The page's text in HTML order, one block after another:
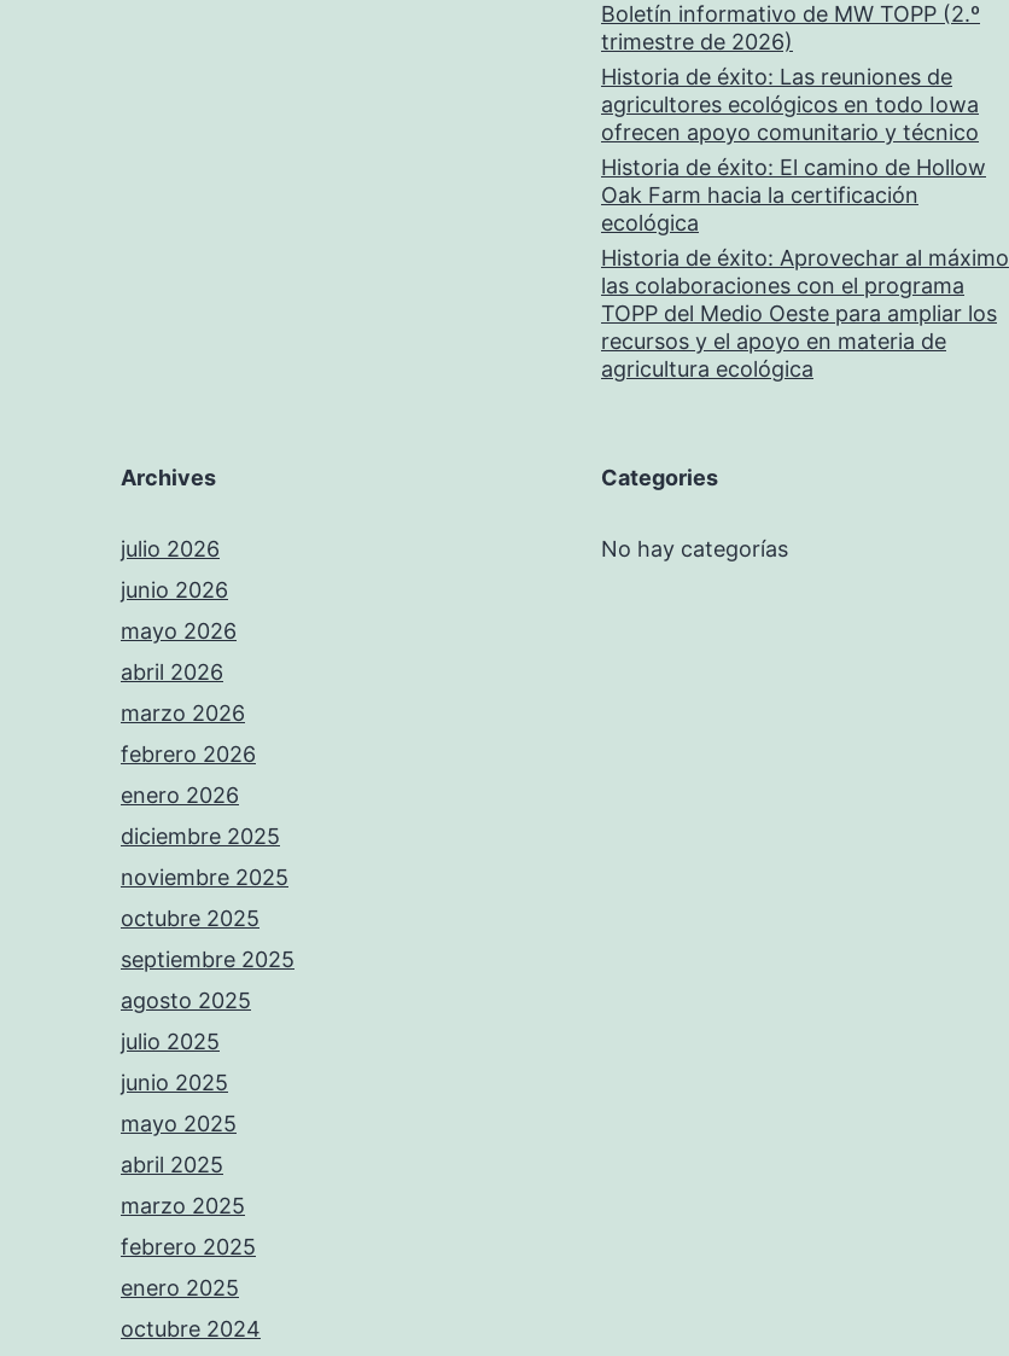
Boletín informativo de MW TOPP (2.º
trimestre de 2026)
Historia de éxito: Las reuniones de
agricultores ecológicos en todo Iowa
ofrecen apoyo comunitario y técnico
Historia de éxito: El camino de Hollow
Oak Farm hacia la certificación
ecológica
Historia de éxito: Aprovechar al máximo
las colaboraciones con el programa
TOPP del Medio Oeste para ampliar los
recursos y el apoyo en materia de
agricultura ecológica
Archives
julio 2026
junio 2026
mayo 2026
abril 2026
marzo 2026
febrero 2026
enero 2026
diciembre 2025
noviembre 2025
octubre 2025
septiembre 2025
agosto 2025
julio 2025
junio 2025
mayo 2025
abril 2025
marzo 2025
febrero 2025
enero 2025
octubre 2024
Categories
No hay categorías